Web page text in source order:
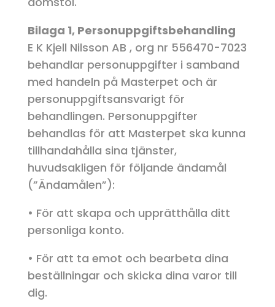
Bilaga 1, Personuppgiftsbehandling
E K Kjell Nilsson AB , org nr 556470-7023
behandlar personuppgifter i samband
med handeln på Masterpet och är
personuppgiftsansvarigt för
behandlingen. Personuppgifter
behandlas för att Masterpet ska kunna
tillhandahålla sina tjänster,
huvudsakligen för följande ändamål
(”Ändamålen”):
• För att skapa och upprätthålla ditt
personliga konto.
• För att ta emot och bearbeta dina
beställningar och skicka dina varor till
dig.